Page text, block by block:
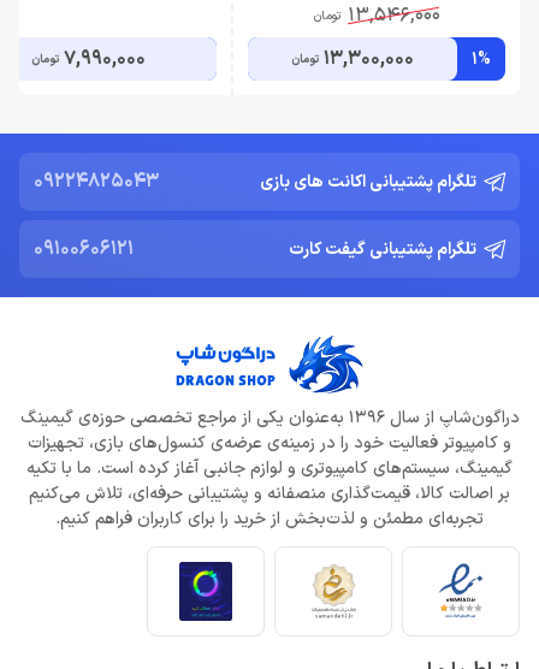
13,546,000 تومان
1%
13,300,000 تومان 7,990,000 تومان
تلگرام پشتیبانی اکانت های بازی 09224825043
تلگرام پشتیبانی گیفت کارت 09100606121
دراگون‌شاپ از سال 1396 به‌عنوان یکی از مراجع تخصصی حوزه‌ی گیمینگ
و کامپیوتر فعالیت خود را در زمینه‌ی عرضه‌ی کنسول‌های بازی، تجهیزات
گیمینگ، سیستم‌های کامپیوتری و لوازم جانبی آغاز کرده است. ما با تکیه
بر اصالت کالا، قیمت‌گذاری منصفانه و پشتیبانی حرفه‌ای، تلاش می‌کنیم
تجربه‌ای مطمئن و لذت‌بخش از خرید را برای کاربران فراهم کنیم.